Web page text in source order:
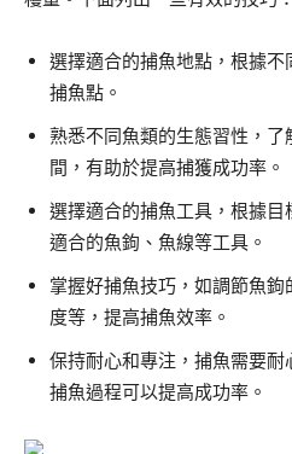
選擇適合的捕魚地點，根據
捕魚點。
熟悉不同魚類的生態習性，
間，有助於提高捕獲成功率。
選擇適合的捕魚工具，根據
適合的魚鉤、魚線等工具。
掌握好捕魚技巧，如調節魚
度等，提高捕魚效率。
保持耐心和專注，捕魚需要
捕魚過程可以提高成功率。